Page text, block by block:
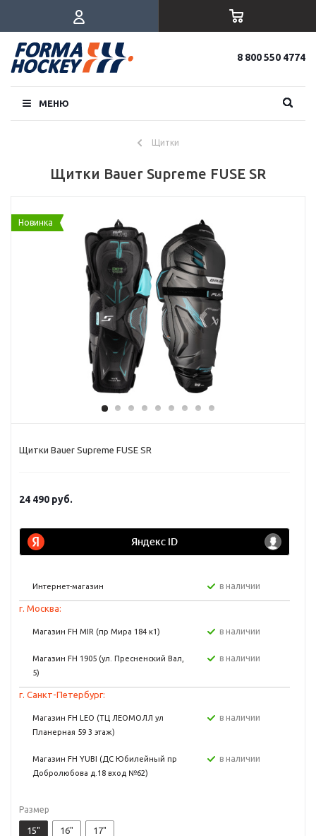
8 800 550 4774
МЕНЮ
Щитки
Щитки Bauer Supreme FUSE SR
Новинка
Щитки Bauer Supreme FUSE SR
24 490 руб.
Интернет-магазин в наличии
г. Москва:
Магазин FH MIR (пр Мира 184 к1) в наличии
Магазин FH 1905 (ул. Пресненский Вал,
5)
в наличии
г. Санкт-Петербург:
Магазин FH LEO (ТЦ ЛЕОМОЛЛ ул
Планерная 59 3 этаж)
в наличии
Магазин FH YUBI (ДС Юбилейный пр
Добролюбова д.18 вход №62)
в наличии
Размер
15" 16" 17"